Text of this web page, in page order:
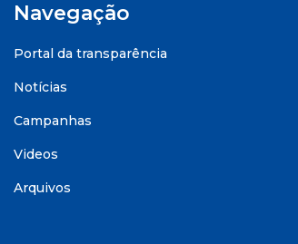
Navegação
Portal da transparência
Notícias
Campanhas
Videos
Arquivos